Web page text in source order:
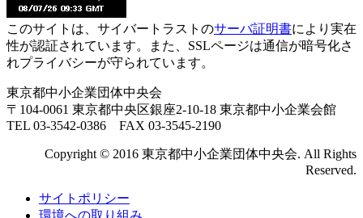
このサイトは、サイバートラストのサーバ証明書により実在
性が認証されています。また、SSLページは通信が暗号化さ
れプライバシーが守られています。
東京都中小企業団体中央会
〒104-0061 東京都中央区銀座2-10-18 東京都中小企業会館
TEL 03-3542-0386 FAX 03-3545-2190
Copyright © 2016 東京都中小企業団体中央会. All Rights
Reserved.
サイトポリシー
環境への取り組み